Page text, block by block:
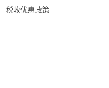
税收优惠政策